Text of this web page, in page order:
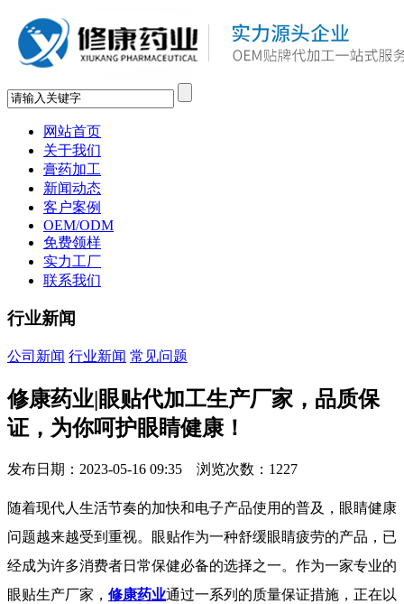
网站首页
关于我们
膏药加工
新闻动态
客户案例
OEM/ODM
免费领样
实力工厂
联系我们
行业新闻
公司新闻 行业新闻 常见问题
修康药业|眼贴代加工生产厂家，品质保
证，为你呵护眼睛健康！
发布日期：2023-05-16 09:35 浏览次数： 1227
随着现代人生活节奏的加快和电子产品使用的普及，眼睛健康
问题越来越受到重视。眼贴作为一种舒缓眼睛疲劳的产品，已
经成为许多消费者日常保健必备的选择之一。作为一家专业的
眼贴生产厂家， 修康药业通过一系列的质量保证措施，正在以